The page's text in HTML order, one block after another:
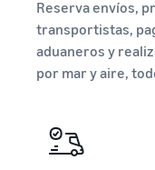
Reserva envíos,
transportistas,
aduaneros y
por mar y aire,